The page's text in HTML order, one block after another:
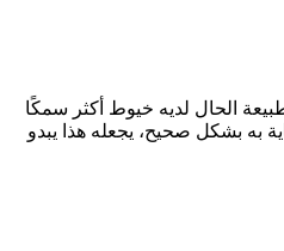
الحال لديه خيوط أكثر سمكًا
به بشكل صحيح، يجعله هذا يبدو